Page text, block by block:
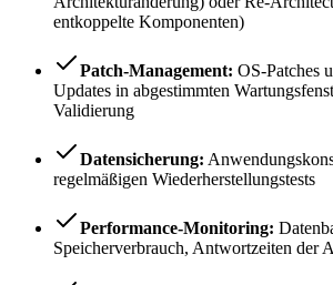
entkoppelte Komponenten)
Patch-Management: OS-Patches
Updates in abgestimmten
Validierung
Datensicherung:
regelmäßigen Wiederherstellungstests
Performance-Monitoring:
Speicherverbrauch, Antwortzeiten der